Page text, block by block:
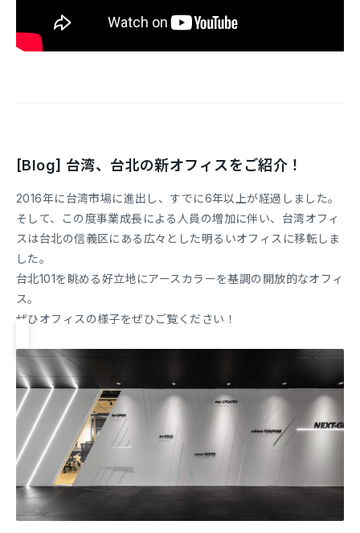
[Blog] 台湾、台北の新オフィスをご紹介！
2016年に台湾市場に進出し、すでに6年以上が経過しました。
そして、この度事業成長による人員の増加に伴い、台湾オフィ
スは台北の信義区にある広々とした明るいオフィスに移転しま
した。
台北101を眺める好立地にアースカラーを基調の開放的なオフィ
ス。
ぜひオフィスの様子をぜひご覧ください！